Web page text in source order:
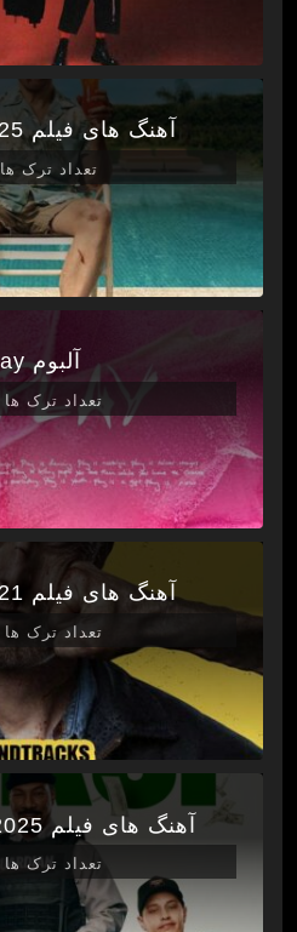
آهنگ های فیلم Nobody 2025
تعداد ترک ها 7
آلبوم Play
تعداد ترک ها 13
آهنگ های فیلم Nobody 2021
تعداد ترک ها 13
آهنگ های فیلم The Pickup 2025
تعداد ترک ها 11